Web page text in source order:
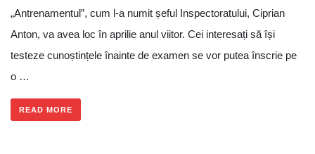
„Antrenamentul”, cum l-a numit șeful Inspectoratului, Ciprian
Anton, va avea loc în aprilie anul viitor. Cei interesați să își
testeze cunoștințele înainte de examen se vor putea înscrie pe
o …
READ MORE